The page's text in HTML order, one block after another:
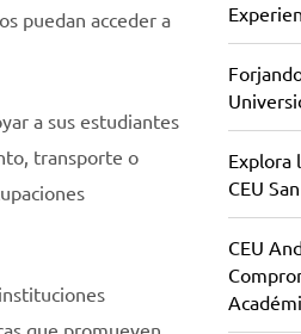
puedan acceder a
a sus estudiantes
transporte o
que promueven
Explora
CEU
CEU